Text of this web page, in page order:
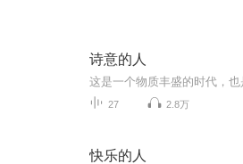
诗意的人
27 2.8万
快乐的人